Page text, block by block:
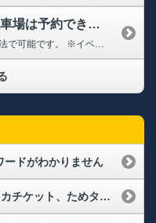
みずほPayPayドームの一般駐車場は予約できますか？また、タカポイントはつきますか？
野球開催時のみ、下記の発売日・購入方法で可能です。 ※イベントやコンサート時の予約は承っておりません。 【発売日】 試合開催月の2ヶ月前第4日曜日10:00～ ➡駐車場事前予約 ※駐車可能な車両サイズは、車高2.1m/車幅2.1m/車長5.1mまでの普通自家用車（別付けキャリア等含む）になりますので必ずご確認ください。 なお、タカポイントにつきましては、入庫の際にタカポイント補助...
ードがわかりません
HAWKS公式オンラインストア、タカチケット、ためタカ！アプリにログインできなくなりました。再度、会員登録が必要なのでしょうか？